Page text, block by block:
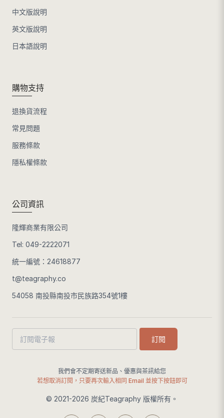
中文版說明
英文版說明
日本語說明
購物支持
退換貨流程
常見問題
服務條款
隱私權條款
公司資訊
隆輝商業有限公司
Tel: 049-2222071
統一編號：24618877
t@teagraphy.co
54058 南投縣南投市民族路354號1樓
訂閱
我們會不定期寄送新品、優惠與茶訊給您
若想取消訂閱，只要再次輸入相同 Email 並按下按鈕即可
© 2021-2026 炭紀Teagraphy 版權所有。